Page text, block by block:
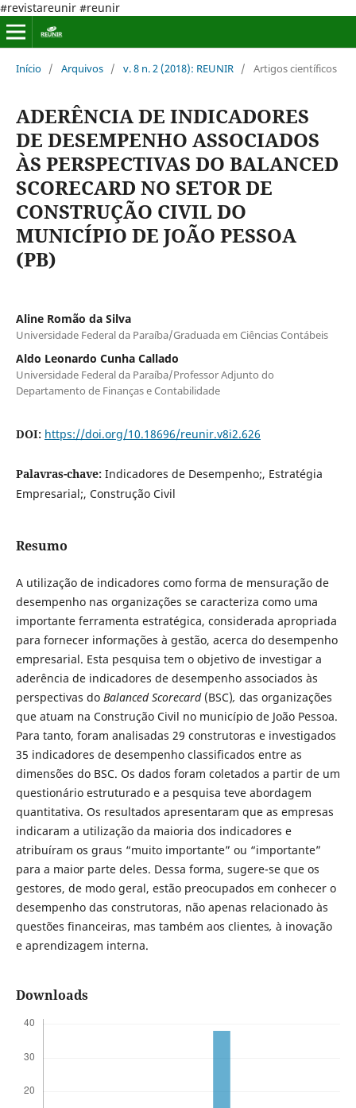
#revistareunir #reunir
Início / Arquivos / v. 8 n. 2 (2018): REUNIR / Artigos científicos
ADERÊNCIA DE INDICADORES
DE DESEMPENHO ASSOCIADOS
ÀS PERSPECTIVAS DO BALANCED
SCORECARD NO SETOR DE
CONSTRUÇÃO CIVIL DO
MUNICÍPIO DE JOÃO PESSOA
(PB)
Aline Romão da Silva
Universidade Federal da Paraíba/Graduada em Ciências Contábeis
Aldo Leonardo Cunha Callado
Universidade Federal da Paraíba/Professor Adjunto do
Departamento de Finanças e Contabilidade
DOI: https://doi.org/10.18696/reunir.v8i2.626
Palavras-chave: Indicadores de Desempenho;, Estratégia
Empresarial;, Construção Civil
Resumo
A utilização de indicadores como forma de mensuração de
desempenho nas organizações se caracteriza como uma
importante ferramenta estratégica, considerada apropriada
para fornecer informações à gestão, acerca do desempenho
empresarial. Esta pesquisa tem o objetivo de investigar a
aderência de indicadores de desempenho associados às
perspectivas do Balanced Scorecard (BSC), das organizações
que atuam na Construção Civil no município de João Pessoa.
Para tanto, foram analisadas 29 construtoras e investigados
35 indicadores de desempenho classificados entre as
dimensões do BSC. Os dados foram coletados a partir de um
questionário estruturado e a pesquisa teve abordagem
quantitativa. Os resultados apresentaram que as empresas
indicaram a utilização da maioria dos indicadores e
atribuíram os graus “muito importante” ou “importante”
para a maior parte deles. Dessa forma, sugere-se que os
gestores, de modo geral, estão preocupados em conhecer o
desempenho das construtoras, não apenas relacionado às
questões financeiras, mas também aos clientes, à inovação
e aprendizagem interna.
Downloads